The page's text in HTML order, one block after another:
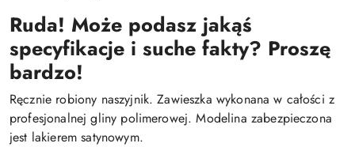
Ruda! Może podasz jakąś
specyfikacje i suche fakty? Proszę
bardzo!
Ręcznie robiony naszyjnik. Zawieszka wykonana w całości z
profesjonalnej gliny polimerowej. Modelina zabezpieczona
jest lakierem satynowym.